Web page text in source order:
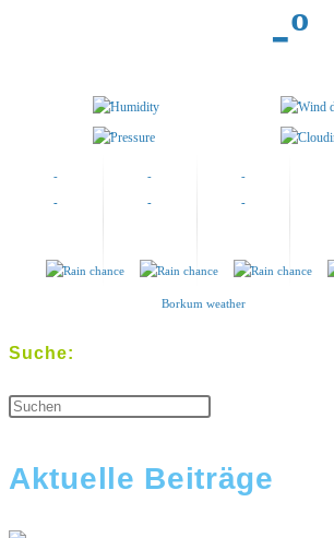
-º
- -
- -
-
-
-
-
-
-
-
-
-
Borkum weather
Suche:
Aktuelle Beiträge